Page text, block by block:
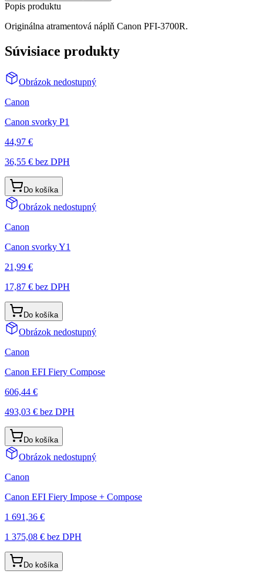
Popis produktu
Originálna atramentová náplň Canon PFI-3700R.
Súvisiace produkty
Obrázok nedostupný
Canon
Canon svorky P1
44,97 €
36,55 € bez DPH
Do košíka
Obrázok nedostupný
Canon
Canon svorky Y1
21,99 €
17,87 € bez DPH
Do košíka
Obrázok nedostupný
Canon
Canon EFI Fiery Compose
606,44 €
493,03 € bez DPH
Do košíka
Obrázok nedostupný
Canon
Canon EFI Fiery Impose + Compose
1 691,36 €
1 375,08 € bez DPH
Do košíka